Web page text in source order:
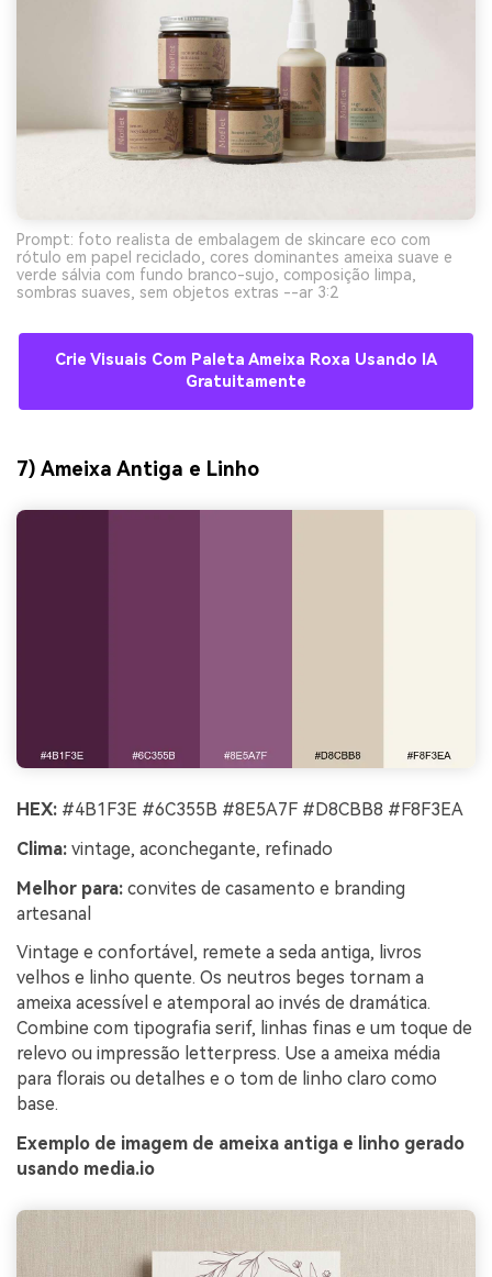
Prompt: foto realista de embalagem de skincare eco com
rótulo em papel reciclado, cores dominantes ameixa suave e
verde sálvia com fundo branco-sujo, composição limpa,
sombras suaves, sem objetos extras --ar 3:2
Crie Visuais Com Paleta Ameixa Roxa Usando IA
Gratuitamente
7) Ameixa Antiga e Linho
HEX: #4B1F3E #6C355B #8E5A7F #D8CBB8 #F8F3EA
Clima: vintage, aconchegante, refinado
Melhor para: convites de casamento e branding
artesanal
Vintage e confortável, remete a seda antiga, livros
velhos e linho quente. Os neutros beges tornam a
ameixa acessível e atemporal ao invés de dramática.
Combine com tipografia serif, linhas finas e um toque de
relevo ou impressão letterpress. Use a ameixa média
para florais ou detalhes e o tom de linho claro como
base.
Exemplo de imagem de ameixa antiga e linho gerado
usando media.io